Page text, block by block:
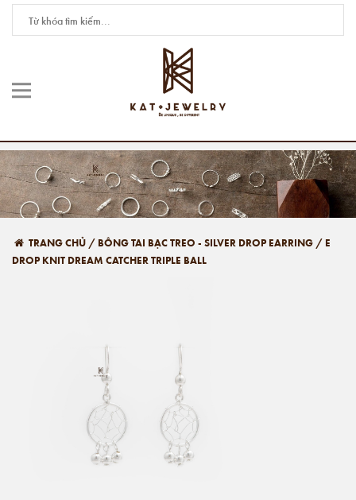
TRANG CHỦ / BÔNG TAI BẠC TREO - SILVER DROP EARRING / E
DROP KNIT DREAM CATCHER TRIPLE BALL